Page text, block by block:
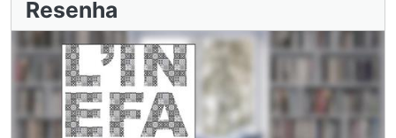
Resenha